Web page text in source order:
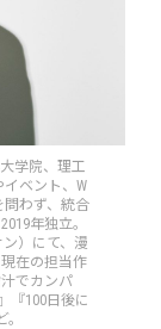
大学院、理工
イベント、W
問わず、統合
年独立。
）にて、漫
在の担当作
でカンパ
『100日後に